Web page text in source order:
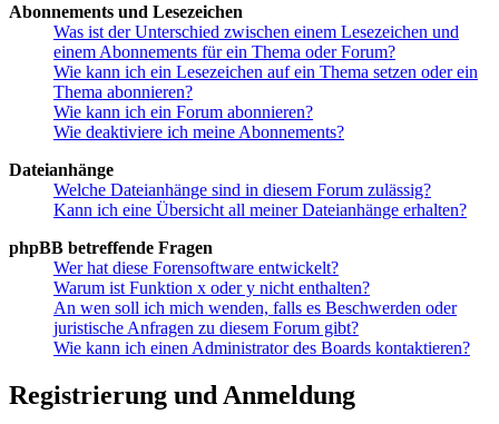
Abonnements und Lesezeichen
Was ist der Unterschied zwischen einem Lesezeichen und
einem Abonnements für ein Thema oder Forum?
Wie kann ich ein Lesezeichen auf ein Thema setzen oder ein
Thema abonnieren?
Wie kann ich ein Forum abonnieren?
Wie deaktiviere ich meine Abonnements?
Dateianhänge
Welche Dateianhänge sind in diesem Forum zulässig?
Kann ich eine Übersicht all meiner Dateianhänge erhalten?
phpBB betreffende Fragen
Wer hat diese Forensoftware entwickelt?
Warum ist Funktion x oder y nicht enthalten?
An wen soll ich mich wenden, falls es Beschwerden oder
juristische Anfragen zu diesem Forum gibt?
Wie kann ich einen Administrator des Boards kontaktieren?
Registrierung und Anmeldung